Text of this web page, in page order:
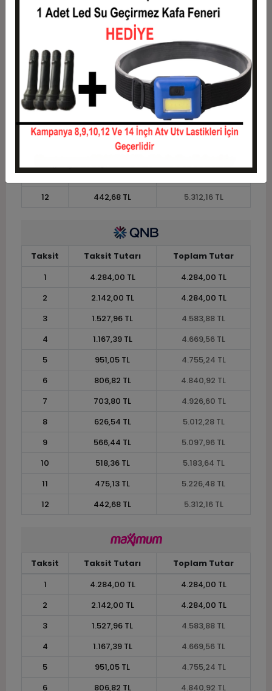
3
1.527,96 TL
4.583,88 TL
1.167,39 TL
5
951,05 TL
6
806,82 TL
4.840,92 TL
7
703,80 TL
4.926,60 TL
8
5.012,28 TL
9
566,44 TL
5.097,96 TL
518,36 TL
11
475,13 TL
5.226,48 TL
12
442,68 TL 5.312,16 TL
Taksit Taksit Tutarı
Toplam Tutar
1
4.284,00 TL
4.284,00 TL
2
2.142,00 TL
4.284,00 TL
3
1.527,96 TL
4.583,88 TL
4
1.167,39 TL
4.669,56 TL
5
951,05 TL
4.755,24 TL
6
806,82 TL
4.840,92 TL
7
703,80 TL
4.926,60 TL
8
626,54 TL
5.012,28 TL
9
566,44 TL
5.097,96 TL
10
518,36 TL
5.183,64 TL
11
475,13 TL
5.226,48 TL
12
442,68 TL 5.312,16 TL
Taksit Taksit Tutarı
Toplam Tutar
1
4.284,00 TL
4.284,00 TL
2
2.142,00 TL
4.284,00 TL
3
1.527,96 TL
4.583,88 TL
4
1.167,39 TL
4.669,56 TL
5
951,05 TL
4.755,24 TL
6
806,82 TL 4.840,92 TL